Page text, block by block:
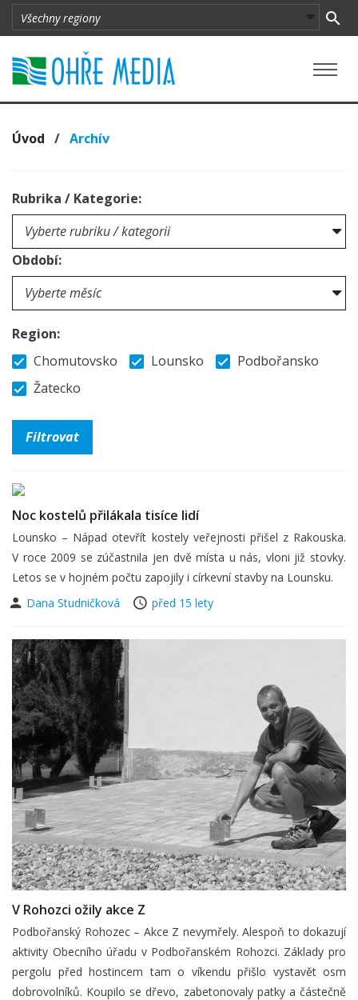
Úvod / Archív
Rubrika / Kategorie:
Období:
Region:
Chomutovsko
Lounsko
Podbořansko
Žatecko
Noc kostelů přilákala tisíce lidí
Lounsko – Nápad otevřít kostely veřejnosti přišel z Rakouska.
V roce 2009 se zúčastnila jen dvě místa u nás, vloni již stovky.
Letos se v hojném počtu zapojily i církevní stavby na Lounsku.
Dana Studničková
před 15 lety
V Rohozci ožily akce Z
Podbořanský Rohozec – Akce Z nevymřely. Alespoň to dokazují
aktivity Obecního úřadu v Podbořanském Rohozci. Základy pro
pergolu před hostincem tam o víkendu přišlo vystavět osm
dobrovolníků. Koupilo se dřevo, zabetonovaly patky a částečně